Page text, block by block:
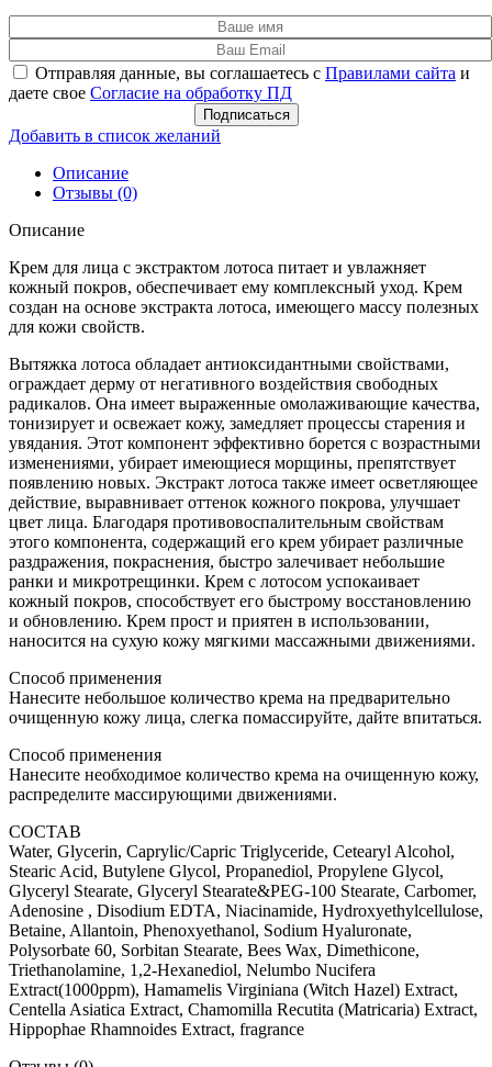
Отправляя данные, вы соглашаетесь с Правилами сайта и
даете свое Согласие на обработку ПД
Подписаться
Добавить в список желаний
Описание
Отзывы (0)
Описание
Крем для лица с экстрактом лотоса питает и увлажняет
кожный покров, обеспечивает ему комплексный уход. Крем
создан на основе экстракта лотоса, имеющего массу полезных
для кожи свойств.
Вытяжка лотоса обладает антиоксидантными свойствами,
ограждает дерму от негативного воздействия свободных
радикалов. Она имеет выраженные омолаживающие качества,
тонизирует и освежает кожу, замедляет процессы старения и
увядания. Этот компонент эффективно борется с возрастными
изменениями, убирает имеющиеся морщины, препятствует
появлению новых. Экстракт лотоса также имеет осветляющее
действие, выравнивает оттенок кожного покрова, улучшает
цвет лица. Благодаря противовоспалительным свойствам
этого компонента, содержащий его крем убирает различные
раздражения, покраснения, быстро залечивает небольшие
ранки и микротрещинки. Крем с лотосом успокаивает
кожный покров, способствует его быстрому восстановлению
и обновлению. Крем прост и приятен в использовании,
наносится на сухую кожу мягкими массажными движениями.
Способ применения
Нанесите небольшое количество крема на предварительно
очищенную кожу лица, слегка помассируйте, дайте впитаться.
Способ применения
Нанесите необходимое количество крема на очищенную кожу,
распределите массирующими движениями.
СОСТАВ
Water, Glycerin, Caprylic/Capric Triglyceride, Cetearyl Alcohol,
Stearic Acid, Butylene Glycol, Propanediol, Propylene Glycol,
Glyceryl Stearate, Glyceryl Stearate&PEG-100 Stearate, Carbomer,
Adenosine , Disodium EDTA, Niacinamide, Hydroxyethylcellulose,
Betaine, Allantoin, Phenoxyethanol, Sodium Hyaluronate,
Polysorbate 60, Sorbitan Stearate, Bees Wax, Dimethicone,
Triethanolamine, 1,2-Hexanediol, Nelumbo Nucifera
Extract(1000ppm), Hamamelis Virginiana (Witch Hazel) Extract,
Centella Asiatica Extract, Chamomilla Recutita (Matricaria) Extract,
Hippophae Rhamnoides Extract, fragrance